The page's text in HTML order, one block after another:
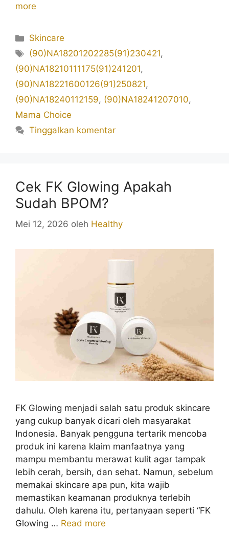
more
Kategori
Skincare
Tag
(90)NA18201202285(91)230421,
(90)NA18210111175(91)241201,
(90)NA18221600126(91)250821,
(90)NA18240112159, (90)NA18241207010,
Mama Choice
Tinggalkan komentar
Cek FK Glowing Apakah
Sudah BPOM?
Mei 12, 2026 oleh Healthy
FK Glowing menjadi salah satu produk skincare
yang cukup banyak dicari oleh masyarakat
Indonesia. Banyak pengguna tertarik mencoba
produk ini karena klaim manfaatnya yang
mampu membantu merawat kulit agar tampak
lebih cerah, bersih, dan sehat. Namun, sebelum
memakai skincare apa pun, kita wajib
memastikan keamanan produknya terlebih
dahulu. Oleh karena itu, pertanyaan seperti “FK
Glowing … Read more